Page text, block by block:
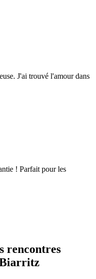
J'ai trouvé l'amour dans
! Parfait pour les
rencontres